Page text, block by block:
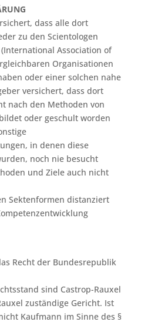
dass alle dort
zu den Scientologen
Association of
Organisationen
oder einer solchen nahe
versichert, dass dort
nach den Methoden von
oder geschult worden
in denen diese
noch nie besucht
und Ziele auch nicht
Sektenformen distanziert
Recht der Bundesrepublik
sind Castrop-Rauxel
zuständige Gericht. Ist
Kaufmann im Sinne des §